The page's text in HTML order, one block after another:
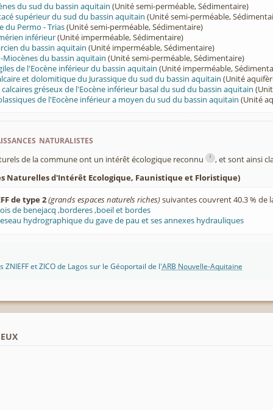
du sud du bassin aquitain (Unité semi-perméable, Sédimentaire)
supérieur du sud du bassin aquitain (Unité semi-perméable,
du Permo - Trias(Unité semi-perméable, Sédimentaire)
inférieur(Unité imperméable, Sédimentaire)
du bassin aquitain (Unité imperméable, Sédimentaire)
Miocènes du bassin aquitain (Unité semi-perméable, Sédimentaire)
de l'Eocène inférieur du bassin aquitain (Unité imperméable,
et dolomitique du Jurassique du sud du bassin aquitain (Unité
calcaires gréseux de l'Eocène inférieur basal du sud du bassin aquitain
de l'Eocène inférieur a moyen du sud du bassin aquitain (Unité
naturalistes
de la commune ont un intérêt écologique reconnu i
, et sont ainsi
Naturelles d'Intérêt Ecologique, Faunistique et Floristique)
de type 2(grands espaces naturels riches)suivantes couvrent 40.3 % de
de benejacq ,borderes ,boeil et bordes
hydrographique du gave de pau et ses annexes hydrauliques
ZNIEFF et ZICO de Lagos sur le Géoportail de l'ARB Nouvelle-Aquitaine